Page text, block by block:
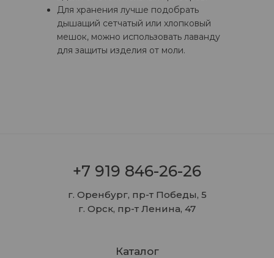
Для хранения лучше подобрать
дышащий сетчатый или хлопковый
мешок, можно использовать лаванду
для защиты изделия от моли.
Каталог
г. Оренбург, пр-т Победы, 5
г. Орск, пр-т Ленина, 47
+7 919 846-26-26